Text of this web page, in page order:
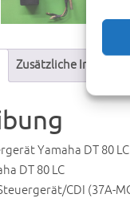
Zusätzliche
Yamaha DT 80 LC
DT 80 LC
CDI (37A-